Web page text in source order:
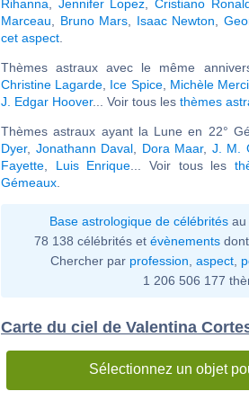
Rihanna
Jennifer Lopez ,Cristiano
Marceau
Bruno Mars Isaac Newton
cet aspect
Thèmes astraux avec le même
Christine Lagarde Ice Spice, Michèle
J. Edgar Hoover... Voir tous les thèmes
Thèmes astraux ayant la Lune en 22°
Dyer, Jonathann Daval Dora Maar, J. M.
Fayette
Luis Enrique ... Voir tous les
Gémeaux
Base astrologique de célébrités au
78 138 célébrités et évènementsdont
Chercher par profession aspect
1 206 506 177
Carte du ciel de Valentina
Sélectionnez un objet